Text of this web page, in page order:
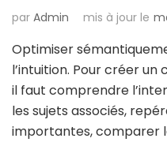
par Admin mis à jour le
Optimiser
l’intuition. Pour créer
il faut comprendre
les sujets associés,
importantes, comparer